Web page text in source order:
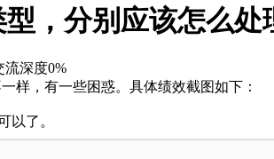
，分别应该怎么处
流深度0%
样，有一些困惑。具体绩效截图如下：
以了。